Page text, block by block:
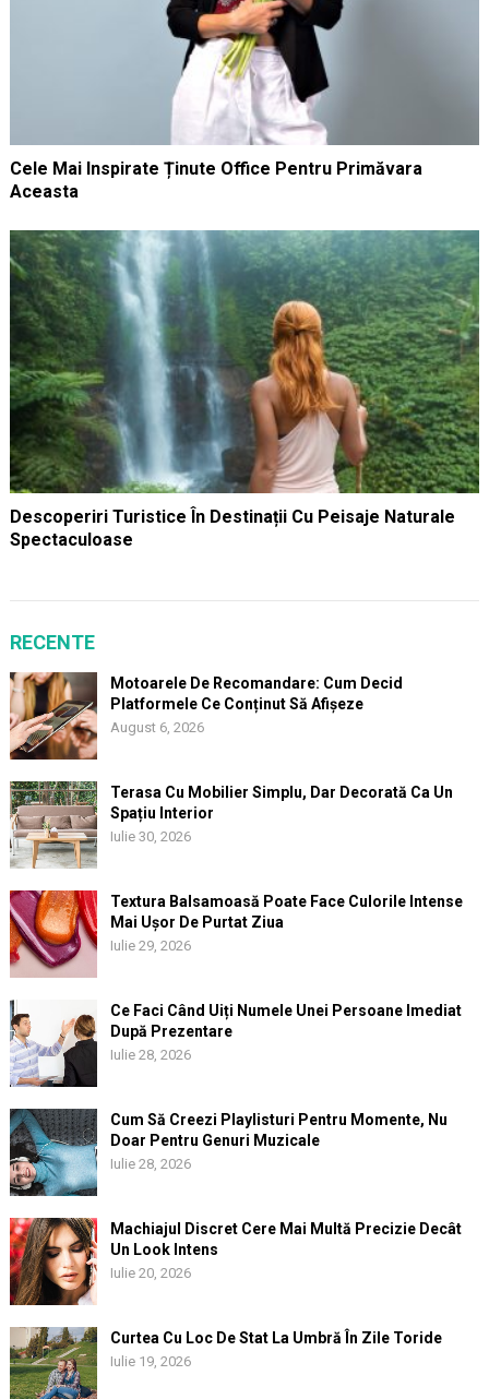
Cele Mai Inspirate Ținute Office Pentru Primăvara
Aceasta
Descoperiri Turistice În Destinații Cu Peisaje Naturale
Spectaculoase
RECENTE
Motoarele De Recomandare: Cum Decid
Platformele Ce Conținut Să Afișeze
August 6, 2026
Terasa Cu Mobilier Simplu, Dar Decorată Ca Un
Spațiu Interior
Iulie 30, 2026
Textura Balsamoasă Poate Face Culorile Intense
Mai Ușor De Purtat Ziua
Iulie 29, 2026
Ce Faci Când Uiți Numele Unei Persoane Imediat
După Prezentare
Iulie 28, 2026
Cum Să Creezi Playlisturi Pentru Momente, Nu
Doar Pentru Genuri Muzicale
Iulie 28, 2026
Machiajul Discret Cere Mai Multă Precizie Decât
Un Look Intens
Iulie 20, 2026
Curtea Cu Loc De Stat La Umbră În Zile Toride
Iulie 19, 2026